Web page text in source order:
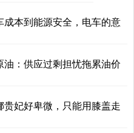
本到能源安全，电车的意
：供应过剩担忧拖累油价
妃好卑微，只能用膝盖走